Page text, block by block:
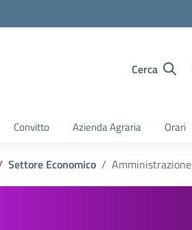
Cerca
Convitto Azienda Agraria Orari
Settore Economico Amministrazione